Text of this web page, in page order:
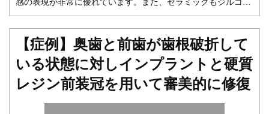
感の表現が非常に優れています。また、セラミックもジルコニ
アも非常に汚れが付きにくいため、今回のような少し変則的な
素材で行うと汚れがたまり、じきに虫歯になり抜歯の選択とな
るケースが多いです。 みらい歯科のジルコニアセラミックは、
デンタルビジョンという馬車道アイランドタワー 歯科に隣接す
る技工所の方が作成してくれています。 色調再現は技工士さん
【症例】奥歯と前歯が歯根破折して
いる状態に対しインプラントと硬質
レジン前装冠を用いて審美的に修復